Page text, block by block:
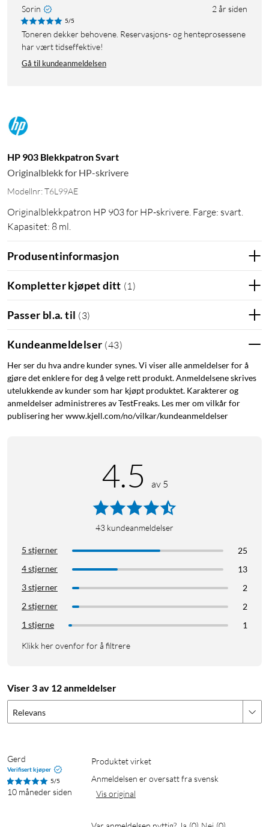
Sorin 2 år siden
5/5
Toneren dekker behovene. Reservasjons- og henteprosessene
har vært tidseffektive!
Gå til kundeanmeldelsen
HP 903 Blekkpatron Svart
Originalblekk for HP-skrivere
Modellnr: T6L99AE
Originalblekkpatron HP 903 for HP-skrivere. Farge: svart.
Kapasitet: 8 ml.
Produsentinformasjon
Kompletter kjøpet ditt (1 )
Passer bl.a. til (3)
Kundeanmeldelser (43)
Her ser du hva andre kunder synes. Vi viser alle anmeldelser for å
gjøre det enklere for deg å velge rett produkt. Anmeldelsene skrives
utelukkende av kunder som har kjøpt produktet. Karakterer og
anmeldelser administreres av TestFreaks. Les mer om vilkår for
publisering her www.kjell.com/no/vilkar/kundeanmeldelser
4.5 av 5
43 kundeanmeldelser
5 stjerner
25
4 stjerner
13
3 stjerner
2
2 stjerner
2
1 stjerne
1
Klikk her ovenfor for å filtrere
Viser 3 av 12 anmeldelser
Relevans
Gerd
Verifisert kjøper
5/5
10 måneder siden
Produktet virket
Anmeldelsen er oversatt fra svensk
Vis original